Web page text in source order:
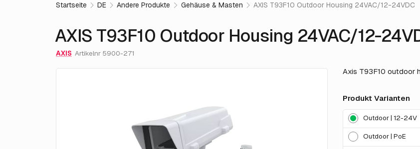
Startseite DE Andere Produkte Gehäuse & Masten AXIS T93F10 Outdoor Housing 24VAC/12-24VDC
AXIS T93F10 Outdoor Housing 24VAC/12-
AXIS Artikelnr 5900-271
Axis T93F10 outdoor
Produkt Varianten
Outdoor | 12-24V
Outdoor | PoE